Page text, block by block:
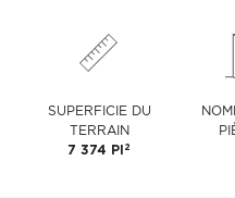
SUPERFICIE DU
TERRAIN
7 374 PI 2